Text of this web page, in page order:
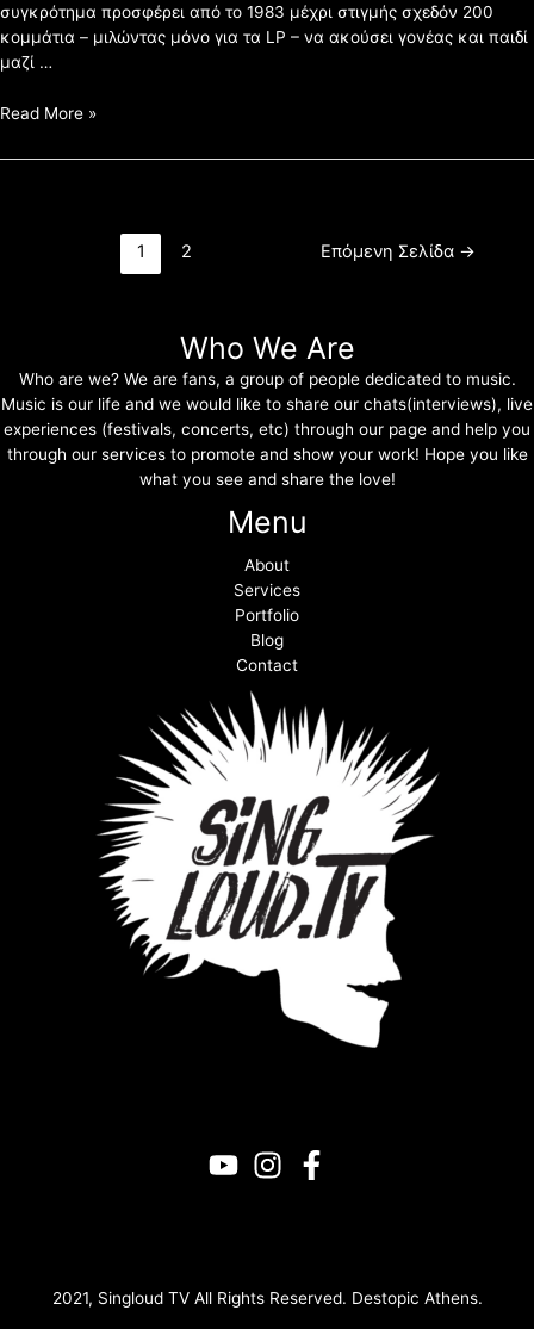
συγκρότημα προσφέρει από το 1983 μέχρι στιγμής σχεδόν 200
κομμάτια – μιλώντας μόνο για τα LP – να ακούσει γονέας και παιδί
μαζί …
Read More »
1 2 Επόμενη Σελίδα →
Who We Are
Who are we? We are fans, a group of people dedicated to music.
Music is our life and we would like to share our chats(interviews), live
experiences (festivals, concerts, etc) through our page and help you
through our services to promote and show your work! Hope you like
what you see and share the love!
Menu
About
Services
Portfolio
Blog
Contact
2021, Singloud TVAll Rights Reserved. Destopic Athens.